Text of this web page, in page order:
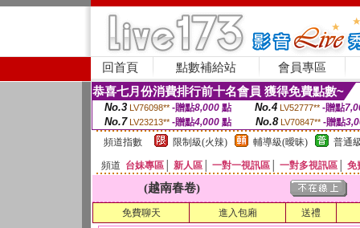
回首頁 點數補給站 會員專區
恭喜七月份消費排行前十名會員 獲得免費點數~
No.3 LV76098** -贈點8,000點 No.4 LV52777** -贈點
No.7 LV23213** -贈點4,000 點 No.8 LV70847** -贈點
頻道指數
限制級(火辣) 輔導級(曖昧) 普通
頻道 台妹專區 新人區 一對一視訊區 一對多視訊區 免
(越南春卷)
免費聊天 進入包廂 送禮